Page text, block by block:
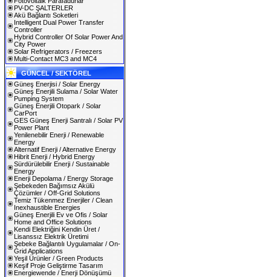
PV-DC ŞALTERLER
Akü Bağlantı Soketleri
Intelligent Dual Power Transfer
Controller
Hybrid Controller Of Solar Power And
City Power
Solar Refrigerators / Freezers
Multi-Contact MC3 and MC4
GÜNCEL / SEKTÖREL
Güneş Enerjisi / Solar Energy
Güneş Enerjili Sulama / Solar Water
Pumping System
Güneş Enerjili Otopark / Solar
CarPort
GES Güneş Enerji Santralı / Solar PV
Power Plant
Yenilenebilir Enerji / Renewable
Energy
Alternatif Enerji / Alternative Energy
Hibrit Enerji / Hybrid Energy
Sürdürülebilir Enerji / Sustainable
Energy
Enerji Depolama / Energy Storage
Şebekeden Bağımsız Akülü
Çözümler / Off-Grid Solutions
Temiz Tükenmez Enerjiler / Clean
Inexhaustible Energies
Güneş Enerjili Ev ve Ofis / Solar
Home and Office Solutions
Kendi Elektriğini Kendin Üret /
Lisanssız Elektrik Üretimi
Şebeke Bağlantılı Uygulamalar / On-
Grid Applications
Yeşil Ürünler / Green Products
Keşif Proje Geliştirme Tasarım
Energiewende / Enerji Dönüşümü